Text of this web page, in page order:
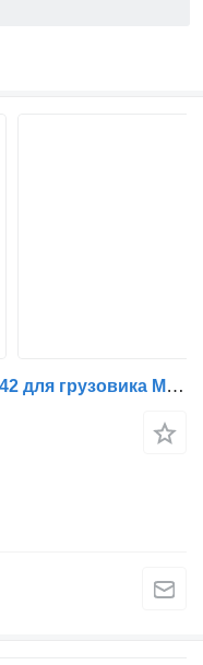
Панорамная крыша A9438300342 для грузовика Mercedes-Benz